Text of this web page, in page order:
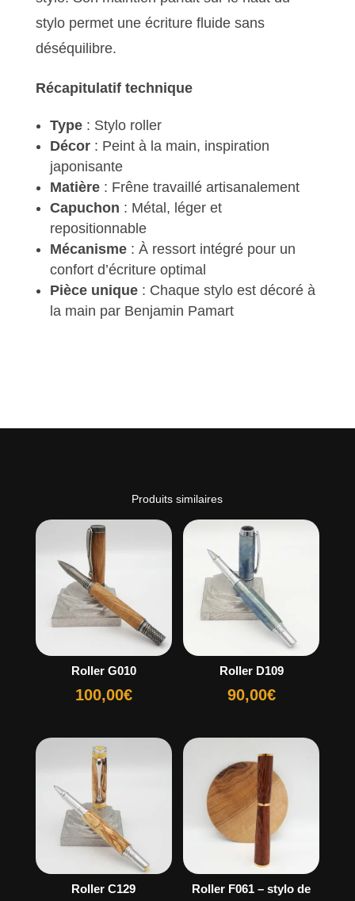
stylo permet une écriture fluide sans
déséquilibre.
Récapitulatif technique
Type: Stylo roller
Décor: Peint à la main, inspiration
japonisante
Matière: Frêne travaillé artisanalement
Capuchon : Métal, léger et
repositionnable
Mécanisme: À ressort intégré pour un
confort d’écriture optimal
Pièce unique: Chaque stylo est décoré à
la main par Benjamin Pamart
Produits similaires
Roller G010
100,00€
Roller D109
90,00€
Roller C129
Roller F061 – stylo de